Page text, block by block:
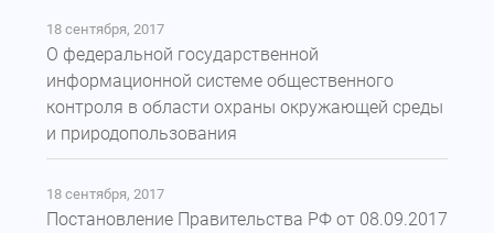
18 сентября, 2017
О федеральной государственной
информационной системе общественного
контроля в области охраны окружающей среды
и природопользования
18 сентября, 2017
Постановление Правительства РФ от 08.09.2017